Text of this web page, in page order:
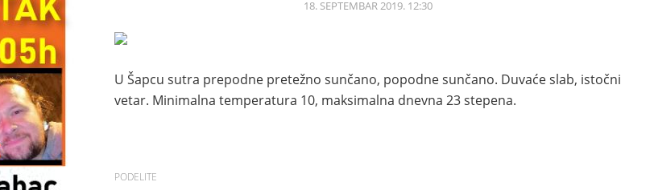
18. SEPTEMBAR 2019. 12:30
U Šapcu sutra prepodne pretežno sunčano, popodne sunčano. Duvaće slab, istočni
vetar. Minimalna temperatura 10, maksimalna dnevna 23 stepena.
PODELITE